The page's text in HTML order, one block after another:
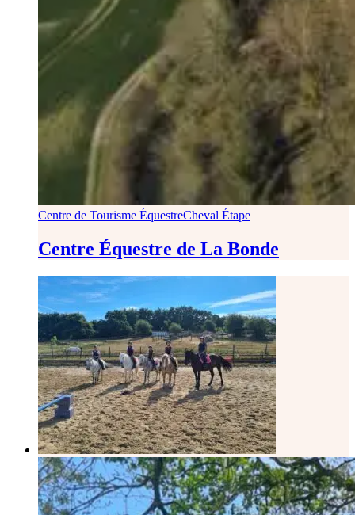
Centre de Tourisme ÉquestreCheval Étape
Centre Équestre de La Bonde